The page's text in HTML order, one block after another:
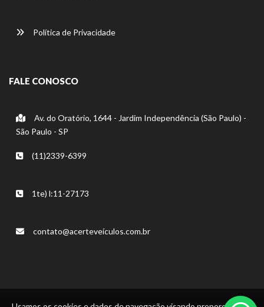
Política de Privacidade
FALE CONOSCO
Av. do Oratório, 1644 - Jardim Independência (São Paulo) -
São Paulo - SP
(11)2339-6399
1te) l:11-27173
contato@acerteveículos.com.br